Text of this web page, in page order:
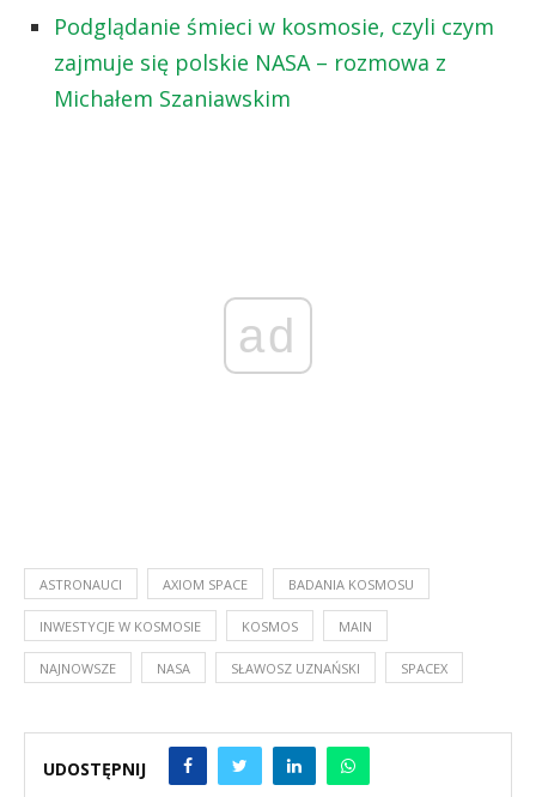
Podglądanie śmieci w kosmosie, czyli czym
zajmuje się polskie NASA – rozmowa z
Michałem Szaniawskim
ad
ASTRONAUCI AXIOM SPACE BADANIA KOSMOSU
INWESTYCJE W KOSMOSIE KOSMOS MAIN
NAJNOWSZE NASA SŁAWOSZ UZNAŃSKI SPACEX
UDOSTĘPNIJ